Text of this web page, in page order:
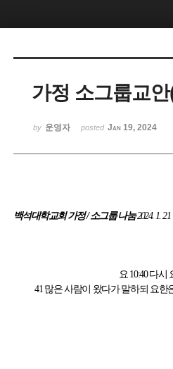
가정 소그룹교
by 운영자 posted Jan 19, 2024
백석대학교회 가정/소그룹 나눔2024. 1. 21
요 10:40다시
41 많은 사람이 왔다가 말하되 요한
5
5